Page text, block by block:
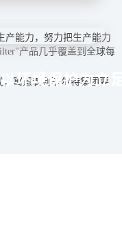
产能力，努力把生产能力
产品几乎覆盖到全球每
寓意着利菲尔特集团要
环境保护为立